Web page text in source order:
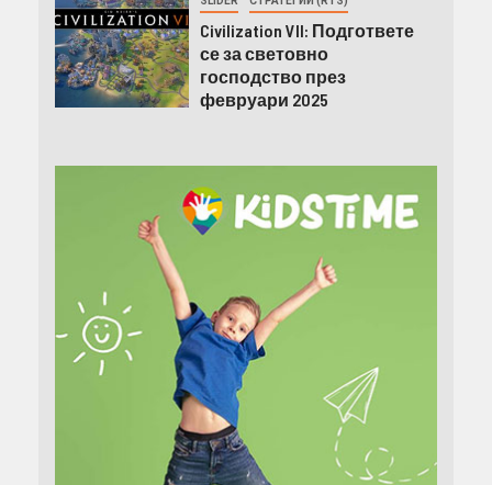
Civilization VII: Подгответе
се за световно
господство през
февруари 2025